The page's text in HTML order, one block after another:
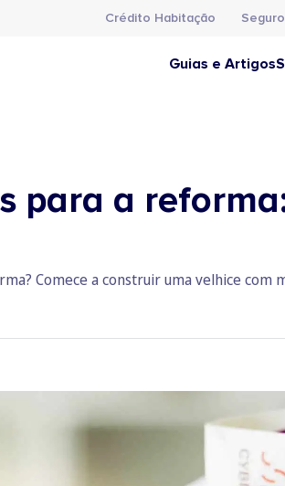
Crédito Habitação
Guias e Artigos
para a
Comece a construir uma velhice com